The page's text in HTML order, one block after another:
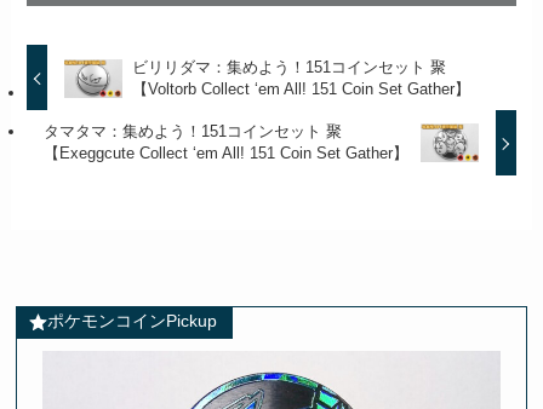
ビリリダマ：集めよう！151コインセット 聚
【Voltorb Collect ‘em All! 151 Coin Set Gather】
タマタマ：集めよう！151コインセット 聚
【Exeggcute Collect ‘em All! 151 Coin Set Gather】
ポケモンコインPickup